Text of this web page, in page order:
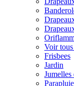
Voir
Frisbees
Jardin